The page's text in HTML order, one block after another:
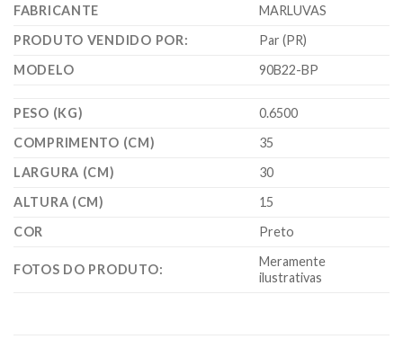
FABRICANTE
MARLUVAS
PRODUTO VENDIDO POR:
Par (PR)
MODELO
90B22-BP
PESO (KG)
0.6500
COMPRIMENTO (CM)
35
LARGURA (CM)
30
ALTURA (CM)
15
COR
Preto
FOTOS DO PRODUTO:
Meramente
ilustrativas